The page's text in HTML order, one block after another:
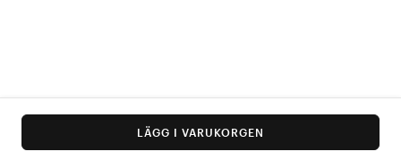
LÄGG I VARUKORGEN